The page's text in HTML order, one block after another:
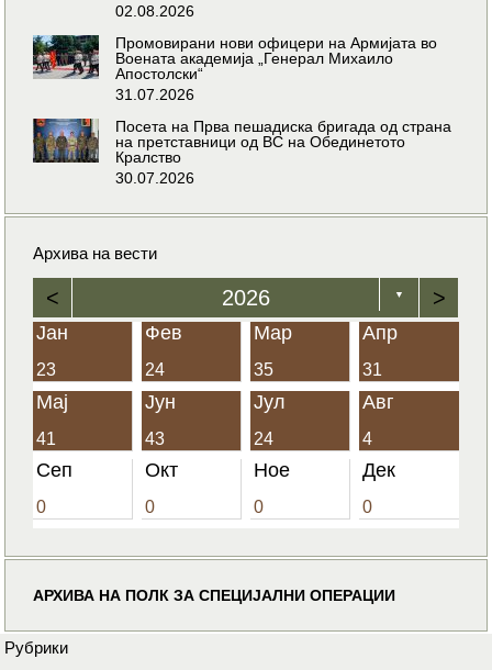
02.08.2026
Промовирани нови офицери на Армијата во
Воената академија „Генерал Михаило
Апостолски“
31.07.2026
Посета на Прва пешадиска бригада од страна
на претставници од ВС на Обединетото
Кралство
30.07.2026
Архива на вести
< 2026 ▼ >
Јан
23
Фев
24
Мар
35
Апр
31
Мај
41
Јун
43
Јул
24
Авг
4
Сеп
0
Окт
0
Ное
0
Дек
0
АРХИВА НА ПОЛК ЗА СПЕЦИЈАЛНИ ОПЕРАЦИИ
Рубрики